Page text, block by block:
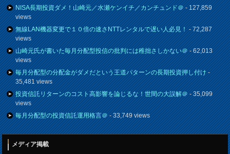
NISA長期投資ダメ！山崎元／水瀬ケンイチ／カンチュンド＠- 127,859
views
無線LAN機器変更で１０倍の速さNTTレンタルで遅い人必見！- 72,287
views
山崎元氏が書いた毎月分配型投信の批判には稚拙さしかない＠- 62,013
views
毎月分配型の分配金がダメだという王道パターンの長期投資押し付け-
35,481 views
投資信託リターンのコスト高影響を論じるな！世間の大誤解＠- 35,099
views
毎月分配型の投資信託運用格言＠- 33,749 views
メディア掲載